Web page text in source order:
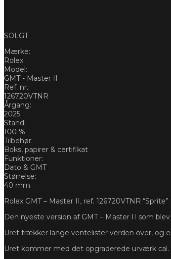
SOLGT
Mærke:
Rolex
Model:
GMT - Master II
Ref. nr.:
126720VTNR
Årgang:
2025
Stand:
100 %
Tilbehør:
Boks, papirer & certifikat
Funktioner:
Dato & GMT
Størrelse:
40 mm.
Rolex GMT – Master II, ref. 126720VTNR
Den nyeste version af GMT – Master II som
Uret trækker lange ventelister verden over, og
Uret kommer med det opgraderede urværk cal.